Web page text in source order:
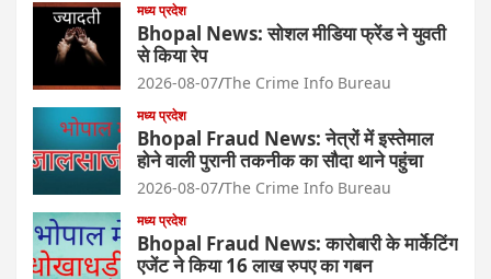
मध्य प्रदेश
Bhopal News: सोशल मीडिया फ्रेंड ने युवती
से किया रेप
2026-08-07 The Crime Info Bureau
मध्य प्रदेश
Bhopal Fraud News: नेत्रों में इस्तेमाल
होने वाली पुरानी तकनीक का सौदा थाने पहुंचा
2026-08-07 The Crime Info Bureau
मध्य प्रदेश
Bhopal Fraud News: कारोबारी के मार्केटिंग
एजेंट ने किया 16 लाख रुपए का गबन